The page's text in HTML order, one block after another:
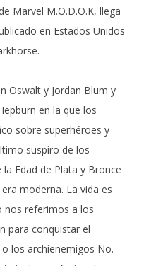
Marvel M.O.D.O.K, llega
en Estados Unidos
Oswalt y Jordan Blum y
en la que los
sobre superhéroes y
suspiro de los
Edad de Plata y Bronce
moderna. La vida es
nos referimos a los
para conquistar el
los archienemigos No.